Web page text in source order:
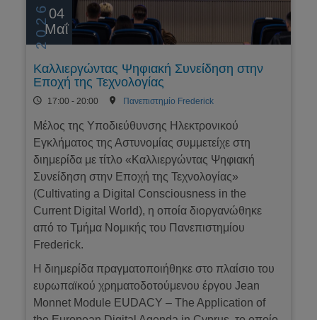
202604
Μαΐ
Καλλιεργώντας Ψηφιακή Συνείδηση στην
Εποχή της Τεχνολογίας
17:00 - 20:00 Πανεπιστημίο Frederick
Μέλος της Υποδιεύθυνσης Ηλεκτρονικού
Εγκλήματος της Αστυνομίας συμμετείχε στη
διημερίδα με τίτλο «Καλλιεργώντας Ψηφιακή
Συνείδηση στην Εποχή της Τεχνολογίας»
(Cultivating a Digital Consciousness in the
Current Digital World), η οποία διοργανώθηκε
από το Τμήμα Νομικής του Πανεπιστημίου
Frederick.
Η διημερίδα πραγματοποιήθηκε στο πλαίσιο του
ευρωπαϊκού χρηματοδοτούμενου έργου Jean
Monnet Module EUDACY – The Application of